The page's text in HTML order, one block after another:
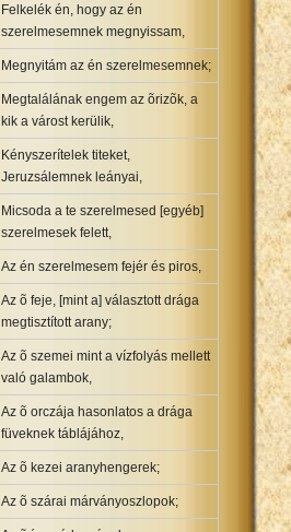
Felkelék én, hogy az én
szerelmesemnek megnyissam,
Megnyitám az én szerelmesemnek;
Megtalálának engem az õrizõk, a
kik a várost kerülik,
Kényszerítelek titeket,
Jeruzsálemnek leányai,
Micsoda a te szerelmesed [egyéb]
szerelmesek felett,
Az én szerelmesem fejér és piros,
Az õ feje, [mint a] választott drága
megtisztított arany;
Az õ szemei mint a vízfolyás mellett
való galambok,
Az õ orczája hasonlatos a drága
füveknek táblájához,
Az õ kezei aranyhengerek;
Az õ szárai márványoszlopok;